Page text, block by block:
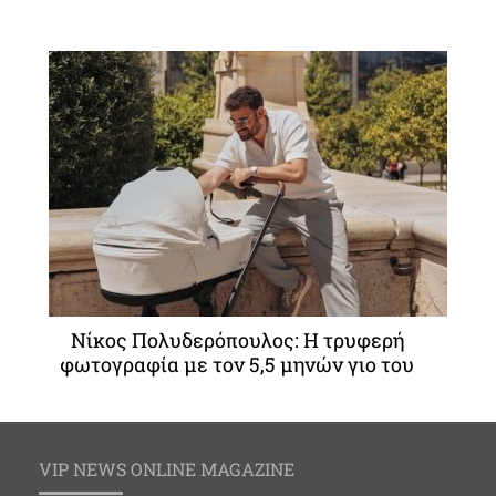
Νίκος Πολυδερόπουλος: Η τρυφερή
φωτογραφία με τον 5,5 μηνών γιο του
VIP NEWS ONLINE MAGAZINE